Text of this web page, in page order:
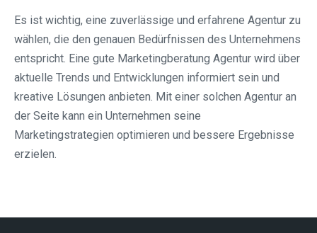
Es ist wichtig, eine zuverlässige und erfahrene Agentur zu
wählen, die den genauen Bedürfnissen des Unternehmens
entspricht. Eine gute Marketingberatung Agentur wird über
aktuelle Trends und Entwicklungen informiert sein und
kreative Lösungen anbieten. Mit einer solchen Agentur an
der Seite kann ein Unternehmen seine
Marketingstrategien optimieren und bessere Ergebnisse
erzielen.